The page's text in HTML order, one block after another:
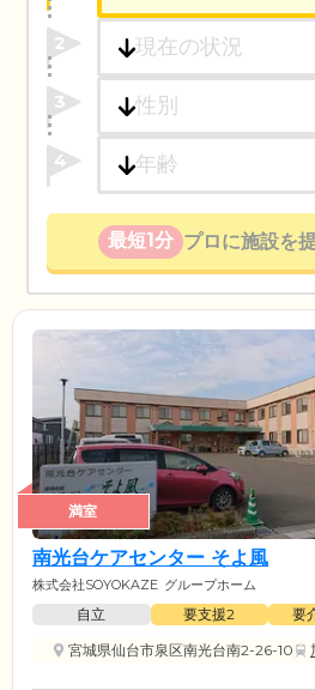
2
3
4
最短1分 プロに施設を
満室
南光台ケアセンター そよ風
株式会社SOYOKAZE グループホーム
自立 要支援2 要
宮城県仙台市泉区南光台南2-26-10